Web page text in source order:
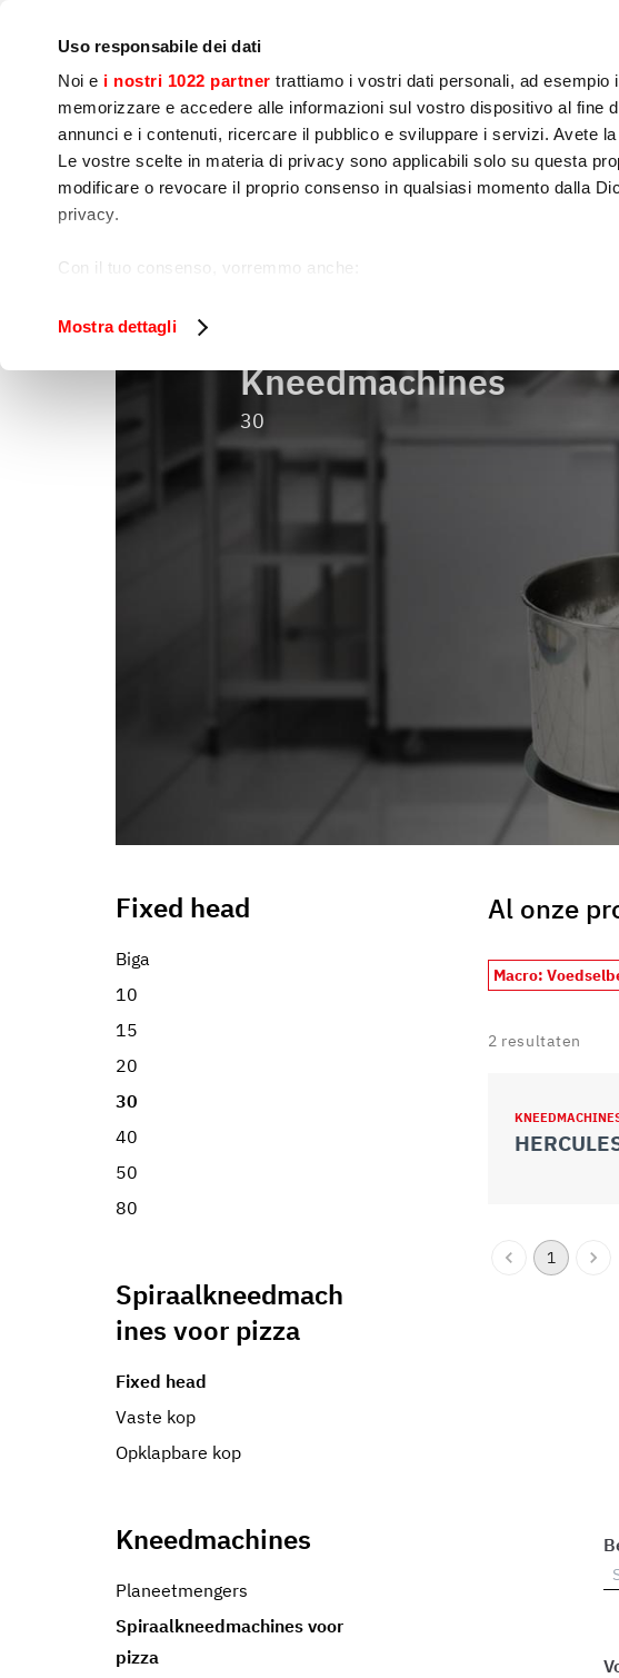
Uso responsabile dei dati
Noi e i nostri 1022 partner trattiamo i vostri dati personali, ad
memorizzare e accedere alle informazioni sul vostro dispositivo al fine
annunci e i contenuti, ricercare il pubblico e sviluppare i servizi. Avete
Le vostre scelte in materia di privacy sono applicabili solo su questa
modificare o revocare il proprio consenso in qualsiasi momento dalla
privacy.
Con il tuo consenso, vorremmo anche:
Identificare il tuo dispositivo, scansionandolo attivamente alla
tuo consenso in qualsiasi momento dalla Dichiarazione sui cookie.
Utilizziamo i cookie per garantire che l’utente possa usufruire del
funzionalità dei social media e per analizzare il nostro traffico.
sito con i nostri partner che si occupano di analisi dei dati web,
informazioni che ha fornito loro o che hanno raccolto dal suo utilizzo
Mostra dettagli
Kook
apparatuur
Voedselbereiding Snelkoeler
Kneedmachines
30
Fixed head
Biga
10
15
20
30
40
50
80
Spiraalkneedmach
ines voor pizza
Fixed head
Vaste kop
Opklapbare kop
Kneedmachines
Planeetmengers
Spiraalkneedmachines voor
pizza
Al onze
Macro:
2 resultaten
1